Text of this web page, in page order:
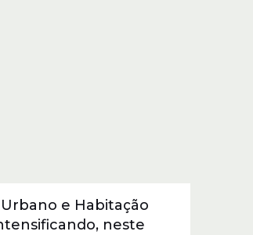
e Habitação
neste